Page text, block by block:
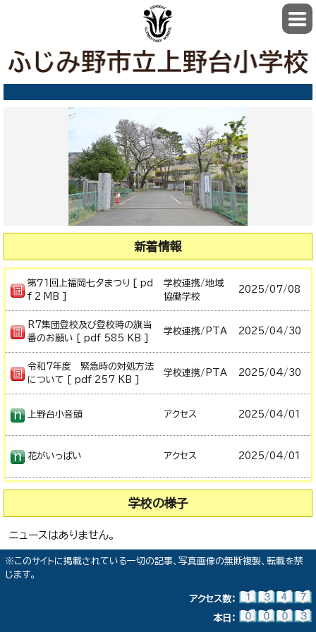
新着情報
第７１回上福岡七夕まつり [ pd
f 2 MB ]
学校連携/地域
協働学校
2025/07/08
R7集団登校及び登校時の旗当
番のお願い [ pdf 585 KB ]
学校連携/PTA 2025/04/30
令和7年度 緊急時の対処方法
について [ pdf 257 KB ]
学校連携/PTA 2025/04/30
上野台小音頭 アクセス 2025/04/01
花がいっぱい アクセス 2025/04/01
学校の様子
ニュースはありません。
※このサイトに掲載されている一切の記事、写真画像の無断複製、転載を禁
じます。
アクセス数：
本日：